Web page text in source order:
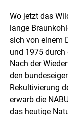
g
r
ö
ß
e
r
t
e
n
D
a
Wo jetzt das
lange
sich von einem
und 1975 durch
Nach der
den
Rekultivierung
erwarb die
das heutige